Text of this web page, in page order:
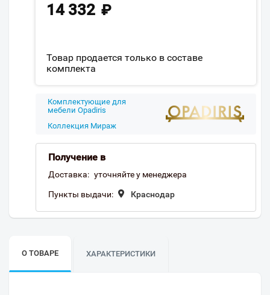
14 332 ₽
Товар продается только в составе
комплекта
Комплектующие для
мебели Opadiris
Коллекция Мираж
Получение в
Доставка: уточняйте у менеджера
Пункты выдачи: Краснодар
О ТОВАРЕ ХАРАКТЕРИСТИКИ